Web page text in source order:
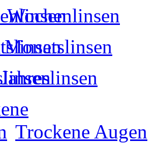
Wochenlinsen
Monatslinsen
Jahreslinsen
Trockene Augen